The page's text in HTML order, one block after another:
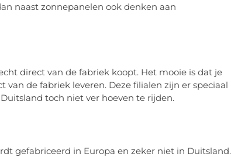
naast zonnepanelen ook denken aan
direct van de fabriek koopt. Het mooie is dat je
de fabriek leveren. Deze filialen zijn er speciaal
toch niet ver hoeven te rijden.
gefabriceerd in Europa en zeker niet in Duitsland.